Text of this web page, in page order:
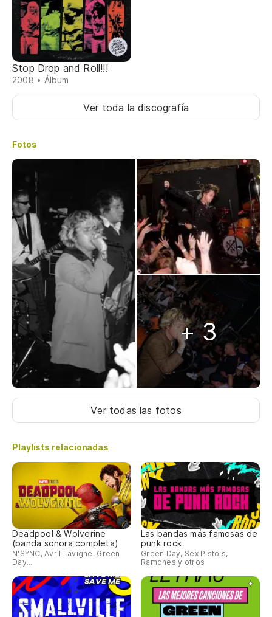
Stop Drop and Roll!!!
2008 • Álbum
Ver toda la discografía
Fotos
+ 3
Ver todas las fotos
Playlists relacionadas
Deadpool & Wolverine
(banda sonora completa)
N'SYNC, Avril Lavigne, Green
Day...
Las bandas más famosas de
punk rock
Green Day, Sex Pistols,
Ramones y otros